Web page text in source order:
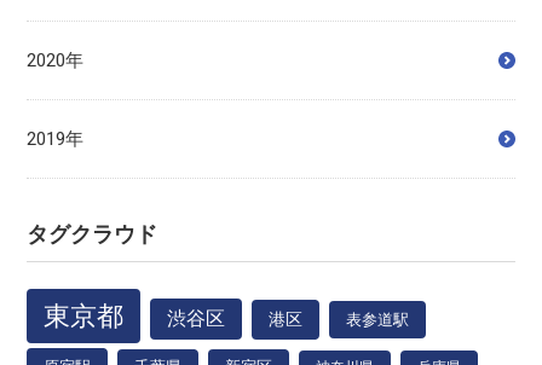
2020年
2019年
タグクラウド
東京都 渋谷区 港区 表参道駅